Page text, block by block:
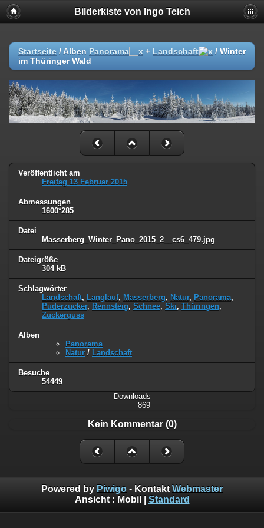
Bilderkiste von Ingo Teich
Startseite / Alben Panorama + Landschaft / Winter
im Thüringer Wald
Veröffentlicht am
Freitag 13 Februar 2015
Abmessungen
1600*285
Datei
Masserberg_Winter_Pano_2015_2__cs6_479.jpg
Dateigröße
304 kB
Schlagwörter
Landschaft, Langlauf, Masserberg, Natur, Panorama,
Puderzucker, Rennsteig, Schnee, Ski, Thüringen,
Zuckerguss
Alben
Panorama
Natur / Landschaft
Besuche
54449
Downloads
869
Kein Kommentar (0)
Powered by Piwigo - Kontakt Webmaster
Ansicht : Mobil Standard